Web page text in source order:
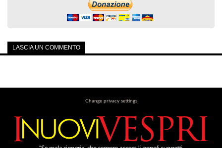
LASCIA UN COMMENTO
Change privacy settings